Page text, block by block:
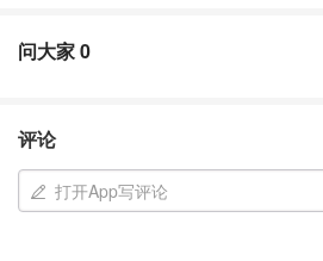
有意义的下降，我将别无选择，只
来源：
CANADIAN PRESS
问大家0
评论
打开App写评论